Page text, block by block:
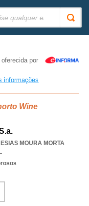
oferecida por
informações
Wine
MOURA MORTA